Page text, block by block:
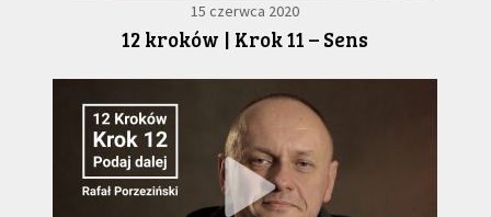
15 czerwca 2020
12 kroków | Krok 11 – Sens